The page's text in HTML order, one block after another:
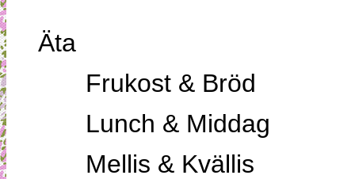
Äta
Frukost & Bröd
Lunch & Middag
Mellis & Kvällis